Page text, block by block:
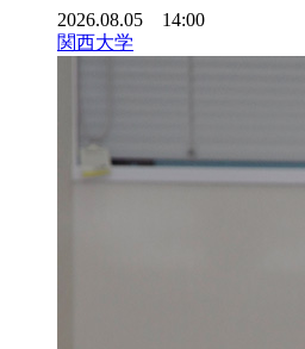
2026.08.05 14:00
関西大学